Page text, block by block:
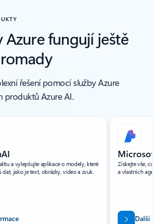
Azure fungují ještě
řešení pomocí služby Azure
produktů Azure AI.
z(e) 6.
a vylepšujte aplikace o modely, které
jako je text, obrázky, video a zvuk.
Získejte vše,
a vlastních
Další